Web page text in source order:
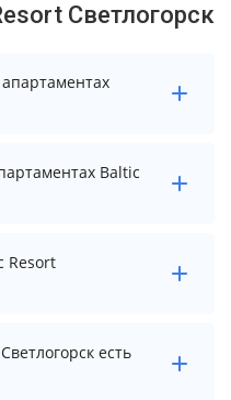
Светлогорск
Baltic Resort
рублей. Чтобы
выберите
Baltic
выезд необходимо
Resort
нет
есть